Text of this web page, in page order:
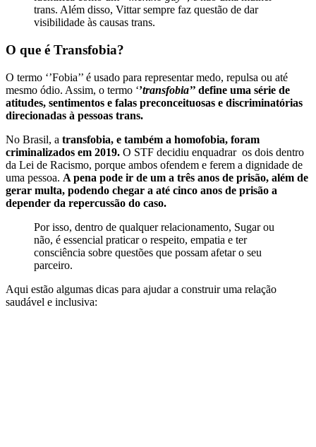
trans. Além disso, Vittar sempre faz questão de dar
visibilidade às causas trans.
O que é Transfobia?
O termo ‘’Fobia’’ é usado para representar medo, repulsa ou até
mesmo ódio. Assim, o termo ‘’transfobia’’ define uma série de
atitudes, sentimentos e falas preconceituosas e discriminatórias
direcionadas à pessoas trans.
No Brasil, a transfobia, e também a homofobia, foram
criminalizados em 2019. O STF decidiu enquadrar os dois dentro
da Lei de Racismo, porque ambos ofendem e ferem a dignidade de
uma pessoa. A pena pode ir de um a três anos de prisão, além de
gerar multa, podendo chegar a até cinco anos de prisão a
depender da repercussão do caso.
Por isso, dentro de qualquer relacionamento, Sugar ou
não, é essencial praticar o respeito, empatia e ter
consciência sobre questões que possam afetar o seu
parceiro.
Aqui estão algumas dicas para ajudar a construir uma relação
saudável e inclusiva: